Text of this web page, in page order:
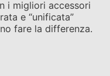
i migliori accessori
e “unificata”
fare la differenza.